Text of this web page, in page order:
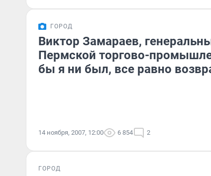
ГОРОД
Виктор Замараев,
Пермской торгово-
бы я ни был, все равно
14 ноября, 2007, 12:00 6 854 2
ГОРОД